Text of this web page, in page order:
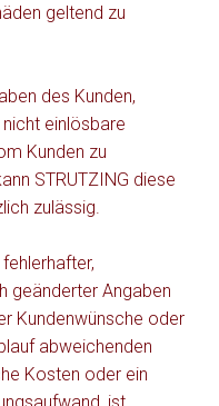
geltend zu
des Kunden,
einlösbare
Kunden zu
STRUTZING diese
zulässig.
geänderter Angaben
Kundenwünsche oder
abweichenden
Kosten oder ein